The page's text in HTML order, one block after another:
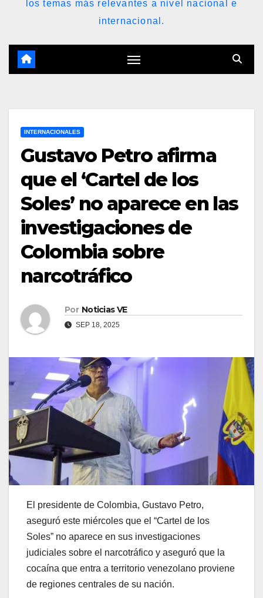
los temas más relevantes a nivel nacional e
internacional.
INTERNACIONALES
Gustavo Petro afirma
que el ‘Cartel de los
Soles’ no aparece en las
investigaciones de
Colombia sobre
narcotráfico
Por Noticias VE
SEP 18, 2025
El presidente de Colombia, Gustavo Petro,
aseguró este miércoles que el “Cartel de los
Soles” no aparece en sus investigaciones
judiciales sobre el narcotráfico y aseguró que la
cocaína que entra a territorio venezolano proviene
de regiones centrales de su nación.